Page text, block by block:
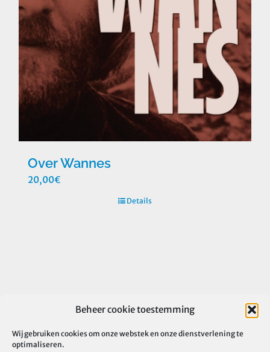
Beheer cookie toestemming
Wij gebruiken cookies om onze webstek en onze dienstverlening te
optimaliseren.
Over Wannes
20,00€
Details